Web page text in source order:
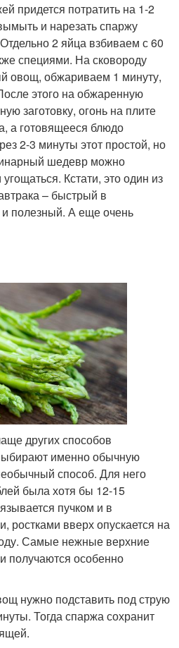
придется потратить на 1-2
и нарезать спаржу
2 яйца взбиваем с 60
специями. На сковороду
овощ, обжариваем 1 минуту,
этого на обжаренную
заготовку, огонь на плите
а готовящееся блюдо
2-3 минуты этот простой, но
шедевр можно
Кстати, это один из
– быстрый в
и полезный. А еще очень
других способов
именно обычную
способ. Для него
была хотя бы 12-15
пучком и в
ростками вверх опускается на
Самые нежные верхние
получаются особенно
нужно подставить под струю
Тогда спаржа сохранит